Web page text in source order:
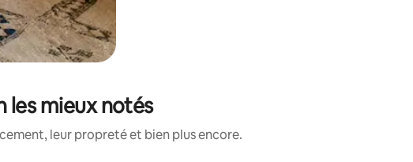
les mieux notés
leur propreté et bien plus encore.